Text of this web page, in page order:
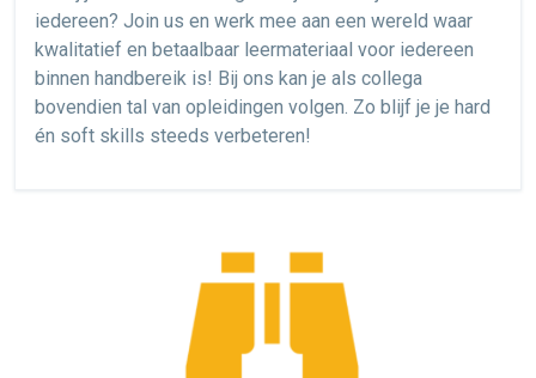
iedereen? Join us en werk mee aan een wereld waar
kwalitatief en betaalbaar leermateriaal voor iedereen
binnen handbereik is! Bij ons kan je als collega
bovendien tal van opleidingen volgen. Zo blijf je je hard
én soft skills steeds verbeteren!